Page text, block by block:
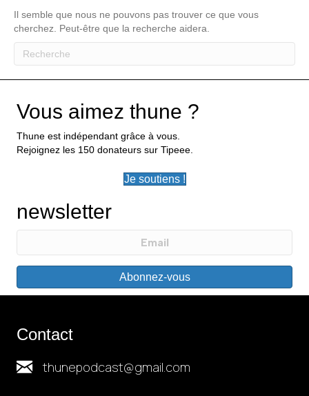
Il semble que nous ne pouvons pas trouver ce que vous
cherchez. Peut-être que la recherche aidera.
Vous aimez thune ?
Thune est indépendant grâce à vous.
Rejoignez les 150 donateurs sur Tipeee.
Je soutiens !
newsletter
Abonnez-vous
Contact
thunepodcast@gmail.com